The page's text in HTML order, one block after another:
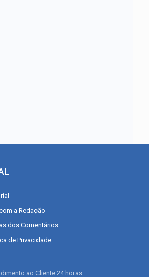
a Redação
dos Comentários
de Privacidade
ao Cliente 24 horas: